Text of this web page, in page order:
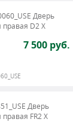
Дверь
правая D2 X
7 500 руб.
Дверь
FR2 X